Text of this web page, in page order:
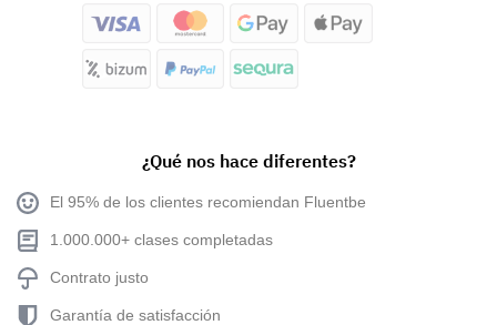
¿Qué nos hace diferentes?
El 95% de los clientes recomiendan Fluentbe
1.000.000+ clases completadas
Contrato justo
Garantía de satisfacción